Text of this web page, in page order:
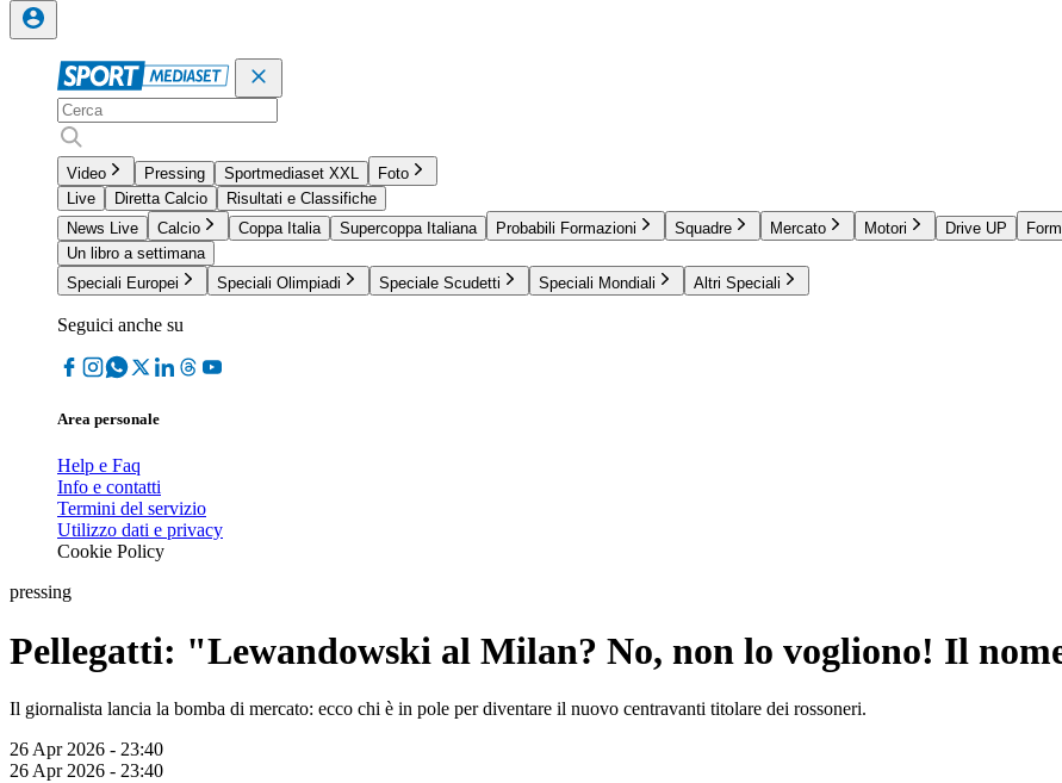
Video Pressing Sportmediaset XXL
Foto
Live
Diretta Calcio
Risultati e Classifiche
News Live
Calcio Coppa Italia Supercoppa Italiana Probabili Formazioni Squadre Mercato Motori Drive UP
Un libro a settimana
Speciali Europei
Speciali Olimpiadi Speciale Scudetti Speciali Mondiali Altri Speciali
Seguici anche su
Area personale
Help e Faq
Info e contatti
Termini del servizio
Utilizzo dati e privacy
Cookie Policy
pressing
Pellegatti: "Lewandowski al Milan? No, non lo vogliono! Il
Il giornalista lancia la bomba di mercato: ecco chi è in pole per diventare il nuovo centravanti titolare dei rossoneri.
26 Apr 2026 - 23:40
26 Apr 2026 - 23:40